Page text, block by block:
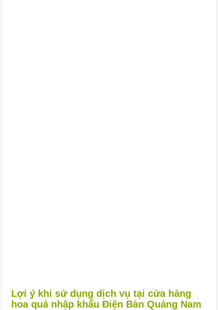
Lợi ý khi sử dụng dịch vụ tại cửa hàng
hoa quả nhập khẩu Điện Bàn Quảng Nam